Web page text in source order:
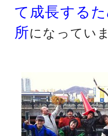
て成長する
所になってい